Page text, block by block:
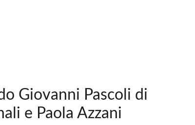
Giovanni Pascoli di
e Paola Azzani